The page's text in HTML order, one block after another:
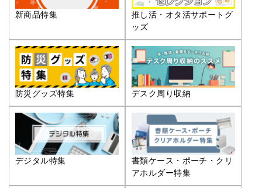
新商品特集
推し活・オタ活サポートグ
ッズ
防災グッズ特集 デスク周り収納
デジタル特集
書類ケース・ポーチ・クリ
アホルダー特集